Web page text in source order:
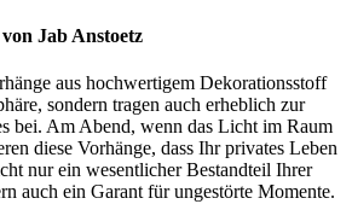
Jab Anstoetz
aus hochwertigem Dekorationsstoff
sondern tragen auch erheblich zur
bei. Am Abend, wenn das Licht im Raum
diese Vorhänge, dass Ihr privates Leben
nur ein wesentlicher Bestandteil Ihrer
auch ein Garant für ungestörte Momente.